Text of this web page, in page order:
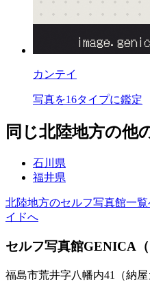
カンテイ
写真を16タイプに鑑定
同じ北陸地方の他
石川県
福井県
北陸地方のセルフ写真館一覧
イドへ
セルフ写真館GENICA（
福島市荒井字八幡内41（納